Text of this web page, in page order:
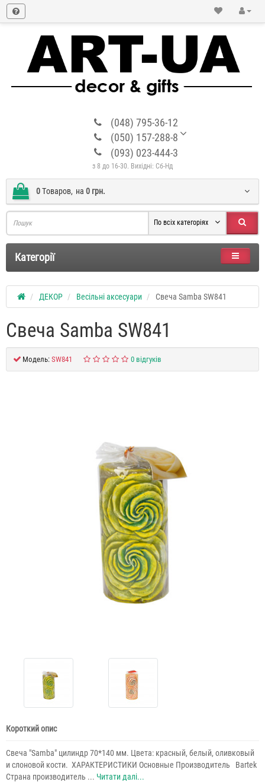
(048) 795-36-12
(050) 157-288-8
(093) 023-444-3
з 8 до 16-30. Вихідні: Сб-Нд
0Tоваров, на 0 грн.
По всіх категоріях
Категорії
ДЕКОР Весільні аксесуари Свеча Samba SW841
Свеча Samba SW841
Модель: SW841 0 відгуків
Короткий опис
Свеча "Samba" цилиндр 70*140 мм. Цвета: красный, белый, оливковый
и слоновой кости. ​ ХАРАКТЕРИСТИКИ Основные Производитель Bartek
Страна производитель ... Читати далі...